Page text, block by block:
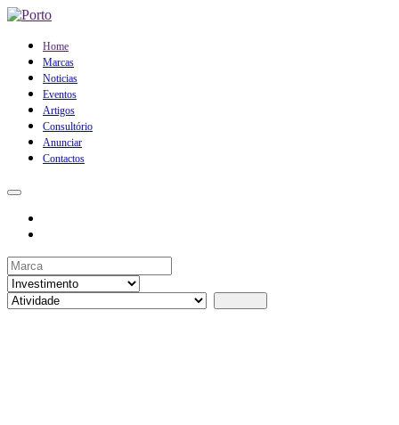
Home
Marcas
Noticias
Eventos
Artigos
Consultório
Anunciar
Contactos